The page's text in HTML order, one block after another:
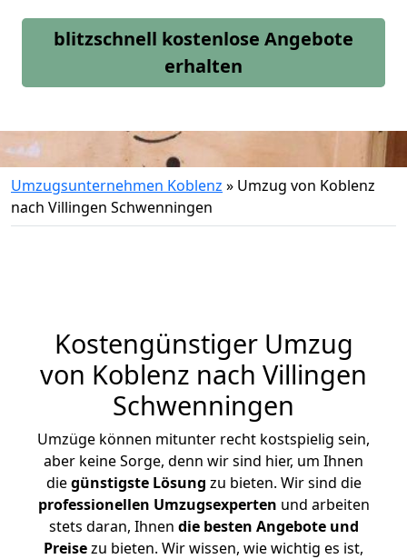
blitzschnell kostenlose Angebote
erhalten
Umzugsunternehmen Koblenz » Umzug von Koblenz
nach Villingen Schwenningen
Kostengünstiger Umzug
von Koblenz nach Villingen
Schwenningen
Umzüge können mitunter recht kostspielig sein,
aber keine Sorge, denn wir sind hier, um Ihnen
diegünstigste Lösung zu bieten. Wir sind die
professionellen Umzugsexperten und arbeiten
stets daran, Ihnen die besten Angebote und
Preisezu bieten. Wir wissen, wie wichtig es ist,